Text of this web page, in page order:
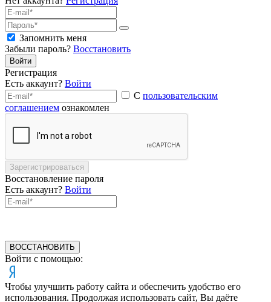
Запомнить меня
Забыли пароль? Восстановить
Войти
Регистрация
Есть аккаунт? Войти
С пользовательским
соглашением ознакомлен
Зарегистрироваться
Восстановление пароля
Есть аккаунт? Войти
ВОССТАНОВИТЬ
Войти с помощью:
Чтобы улучшить работу сайта и обеспечить удобство его
использования. Продолжая использовать сайт, Вы даёте